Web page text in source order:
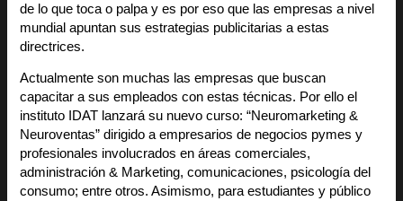
de lo que toca o palpa y es por eso que las empresas a nivel
mundial apuntan sus estrategias publicitarias a estas
directrices.
Actualmente son muchas las empresas que buscan
capacitar a sus empleados con estas técnicas. Por ello el
instituto
IDAT lanzará su nuevo curso: “Neuromarketing &
Neuroventas” dirigido a empresarios de negocios pymes y
profesionales involucrados en áreas comerciales,
administración & Marketing, comunicaciones, psicología del
consumo; entre otros. Asimismo, para estudiantes y público